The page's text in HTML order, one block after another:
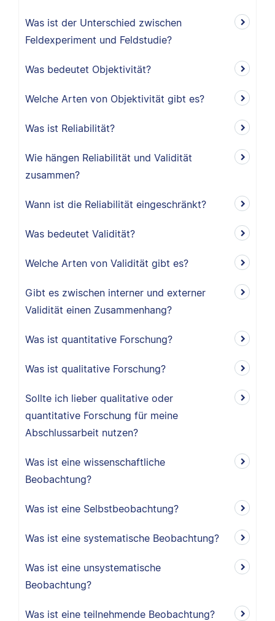
Was ist der Unterschied zwischen
Feldexperiment und Feldstudie?
Was bedeutet Objektivität?
Welche Arten von Objektivität gibt es?
Was ist Reliabilität?
Wie hängen Reliabilität und Validität
zusammen?
Wann ist die Reliabilität eingeschränkt?
Was bedeutet Validität?
Welche Arten von Validität gibt es?
Gibt es zwischen interner und externer
Validität einen Zusammenhang?
Was ist quantitative Forschung?
Was ist qualitative Forschung?
Sollte ich lieber qualitative oder
quantitative Forschung für meine
Abschlussarbeit nutzen?
Was ist eine wissenschaftliche
Beobachtung?
Was ist eine Selbstbeobachtung?
Was ist eine systematische Beobachtung?
Was ist eine unsystematische
Beobachtung?
Was ist eine teilnehmende Beobachtung?